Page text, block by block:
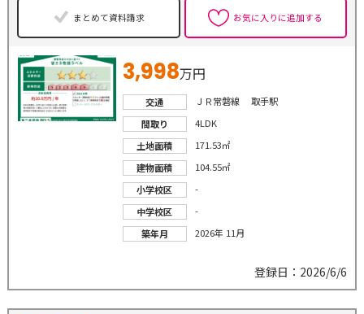
まとめて資料請求 お気に入りに追加する
3,998万円
交通
ＪＲ常磐線 取手駅
間取り
4LDK
土地面積
171.53㎡
建物面積
104.55㎡
小学校区
-
中学校区
-
築年月
2026年 11月
登録日：2026/6/6